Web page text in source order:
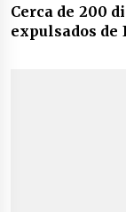
Cerca de 200
expulsados de